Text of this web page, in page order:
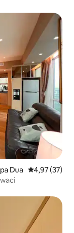
Dua
4,97 (37)